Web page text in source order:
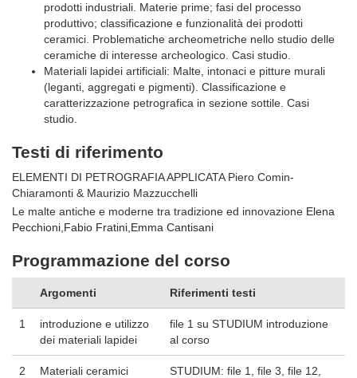
prodotti industriali. Materie prime; fasi del processo
produttivo; classificazione e funzionalità dei prodotti
ceramici. Problematiche archeometriche nello studio delle
ceramiche di interesse archeologico. Casi studio.
Materiali lapidei artificiali: Malte, intonaci e pitture murali
(leganti, aggregati e pigmenti). Classificazione e
caratterizzazione petrografica in sezione sottile. Casi
studio.
Testi di riferimento
ELEMENTI DI PETROGRAFIA APPLICATA Piero Comin-
Chiaramonti & Maurizio Mazzucchelli
Le malte antiche e moderne tra tradizione ed innovazione Elena
Pecchioni Fabio Fratini Emma Cantisani
Programmazione del corso
Argomenti Riferimenti testi
1
introduzione e utilizzo
dei materiali lapidei
file 1 su STUDIUM introduzione
al corso
2 Materiali ceramici
STUDIUM: file 1, file 3, file 12,